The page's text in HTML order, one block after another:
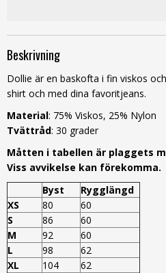
Beskrivning
Dollie är en baskofta i fin viskos
shirt och med dina favoritjeans.
Material: 75% Viskos, 25% Nylon
Tvättråd: 30 grader
Måtten i tabellen är plaggets
Viss avvikelse kan förekomma.
Byst
Rygglängd
XS
80
60
S
86
60
M
92
60
L
98
62
XL
104
62